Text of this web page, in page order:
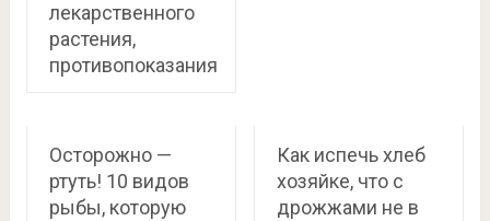
лекарственного
растения,
противопоказания
Осторожно —
ртуть! 10 видов
рыбы, которую
Как испечь хлеб
хозяйке, что с
дрожжами не в